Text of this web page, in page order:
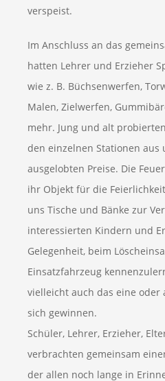
verspeist.
Im Anschluss an das
hatten Lehrer und Erzieher
wie z. B. Büchsenwerfen,
Malen, Zielwerfen,
mehr. Jung und alt
den einzelnen Stationen aus
ausgelobten Preise. Die
ihr Objekt für die
uns Tische und Bänke zur
interessierten Kindern und
Gelegenheit, beim
Einsatzfahrzeug
vielleicht auch das eine
sich gewinnen.
Schüler, Lehrer, Erzieher,
verbrachten gemeinsam
der allen noch lange in